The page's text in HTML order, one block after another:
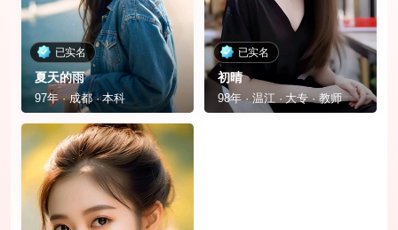
已实名
夏天的雨
97年 · 成都 · 本科
已实名
初晴
98年 · 温江 · 大专 · 教师